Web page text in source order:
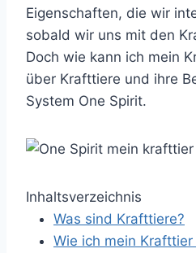
Eigenschaften, die wir
sobald wir uns mit den
Doch wie kann ich mein
über Krafttiere und ihre
System One Spirit.
Inhaltsverzeichnis
Was sind Krafttiere?
Wie ich mein